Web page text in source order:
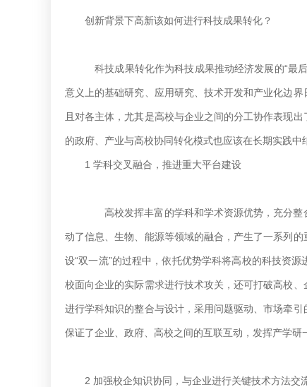
创新背景下高新该如何进行科技成果转化？
科技成果转化作为科技成果推动经济发展的“最
意义上的基础研究、应用研究、技术开发和产业化边
且对各主体，尤其是高校与企业之间的分工协作表现
的政府、产业与高校协同转化模式也应该在长期实践中
1 学科交叉融合，推进重大平台建设
高校发挥丰富的学科和学术资源优势，充分整
动了信息、生物、能源等领域的融合，产生了一系列
设“双一流”的过程中，依托优势学科将高校的科技资
校面向企业的实际需求进行技术攻关，还可打破高校
进行学科知识的整合与设计，采用问题驱动、市场牵
保证了企业、政府、高校之间的互联互动，发挥产学研
2 加强校企知识协同，与企业进行关键技术方法交